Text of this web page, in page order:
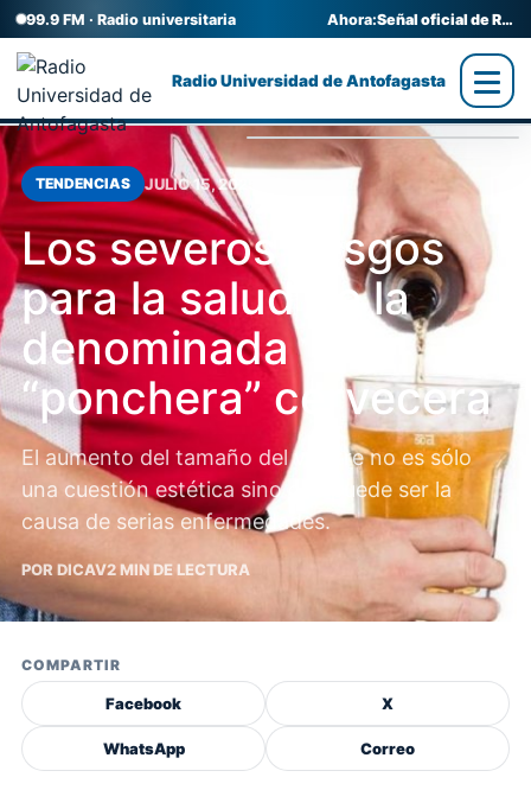
99.9 FM · Radio universitaria Ahora: Señal oficial de Radio UA
Radio Universidad de Antofagasta
TENDENCIAS JULIO 15, 2025
Los severos riesgos
para la salud de la
denominada
“ponchera” cervecera
El aumento del tamaño del vientre no es sólo
una cuestión estética sino que puede ser la
causa de serias enfermedades.
POR DICAV2 MIN DE LECTURA
COMPARTIR
Facebook X
WhatsApp Correo